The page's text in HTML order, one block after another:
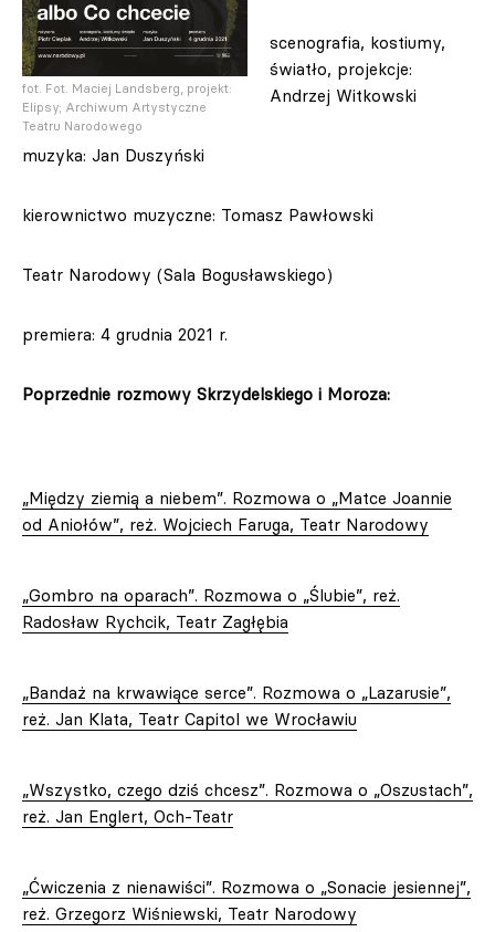
fot. Fot. Maciej Landsberg, projekt:
Elipsy; Archiwum Artystyczne
Teatru Narodowego
scenografia, kostiumy,
światło, projekcje:
Andrzej Witkowski
muzyka: Jan Duszyński
kierownictwo muzyczne: Tomasz Pawłowski
Teatr Narodowy (Sala Bogusławskiego)
premiera: 4 grudnia 2021 r.
Poprzednie rozmowy Skrzydelskiego i Moroza:
„Między ziemią a niebem”. Rozmowa o „Matce Joannie
od Aniołów”, reż. Wojciech Faruga, Teatr Narodowy
„Gombro na oparach”. Rozmowa o „Ślubie”, reż.
Radosław Rychcik, Teatr Zagłębia
„Bandaż na krwawiące serce”. Rozmowa o „Lazarusie”,
reż. Jan Klata, Teatr Capitol we Wrocławiu
„Wszystko, czego dziś chcesz”. Rozmowa o „Oszustach”,
reż. Jan Englert, Och-Teatr
„Ćwiczenia z nienawiści”. Rozmowa o „Sonacie jesiennej”,
reż. Grzegorz Wiśniewski, Teatr Narodowy